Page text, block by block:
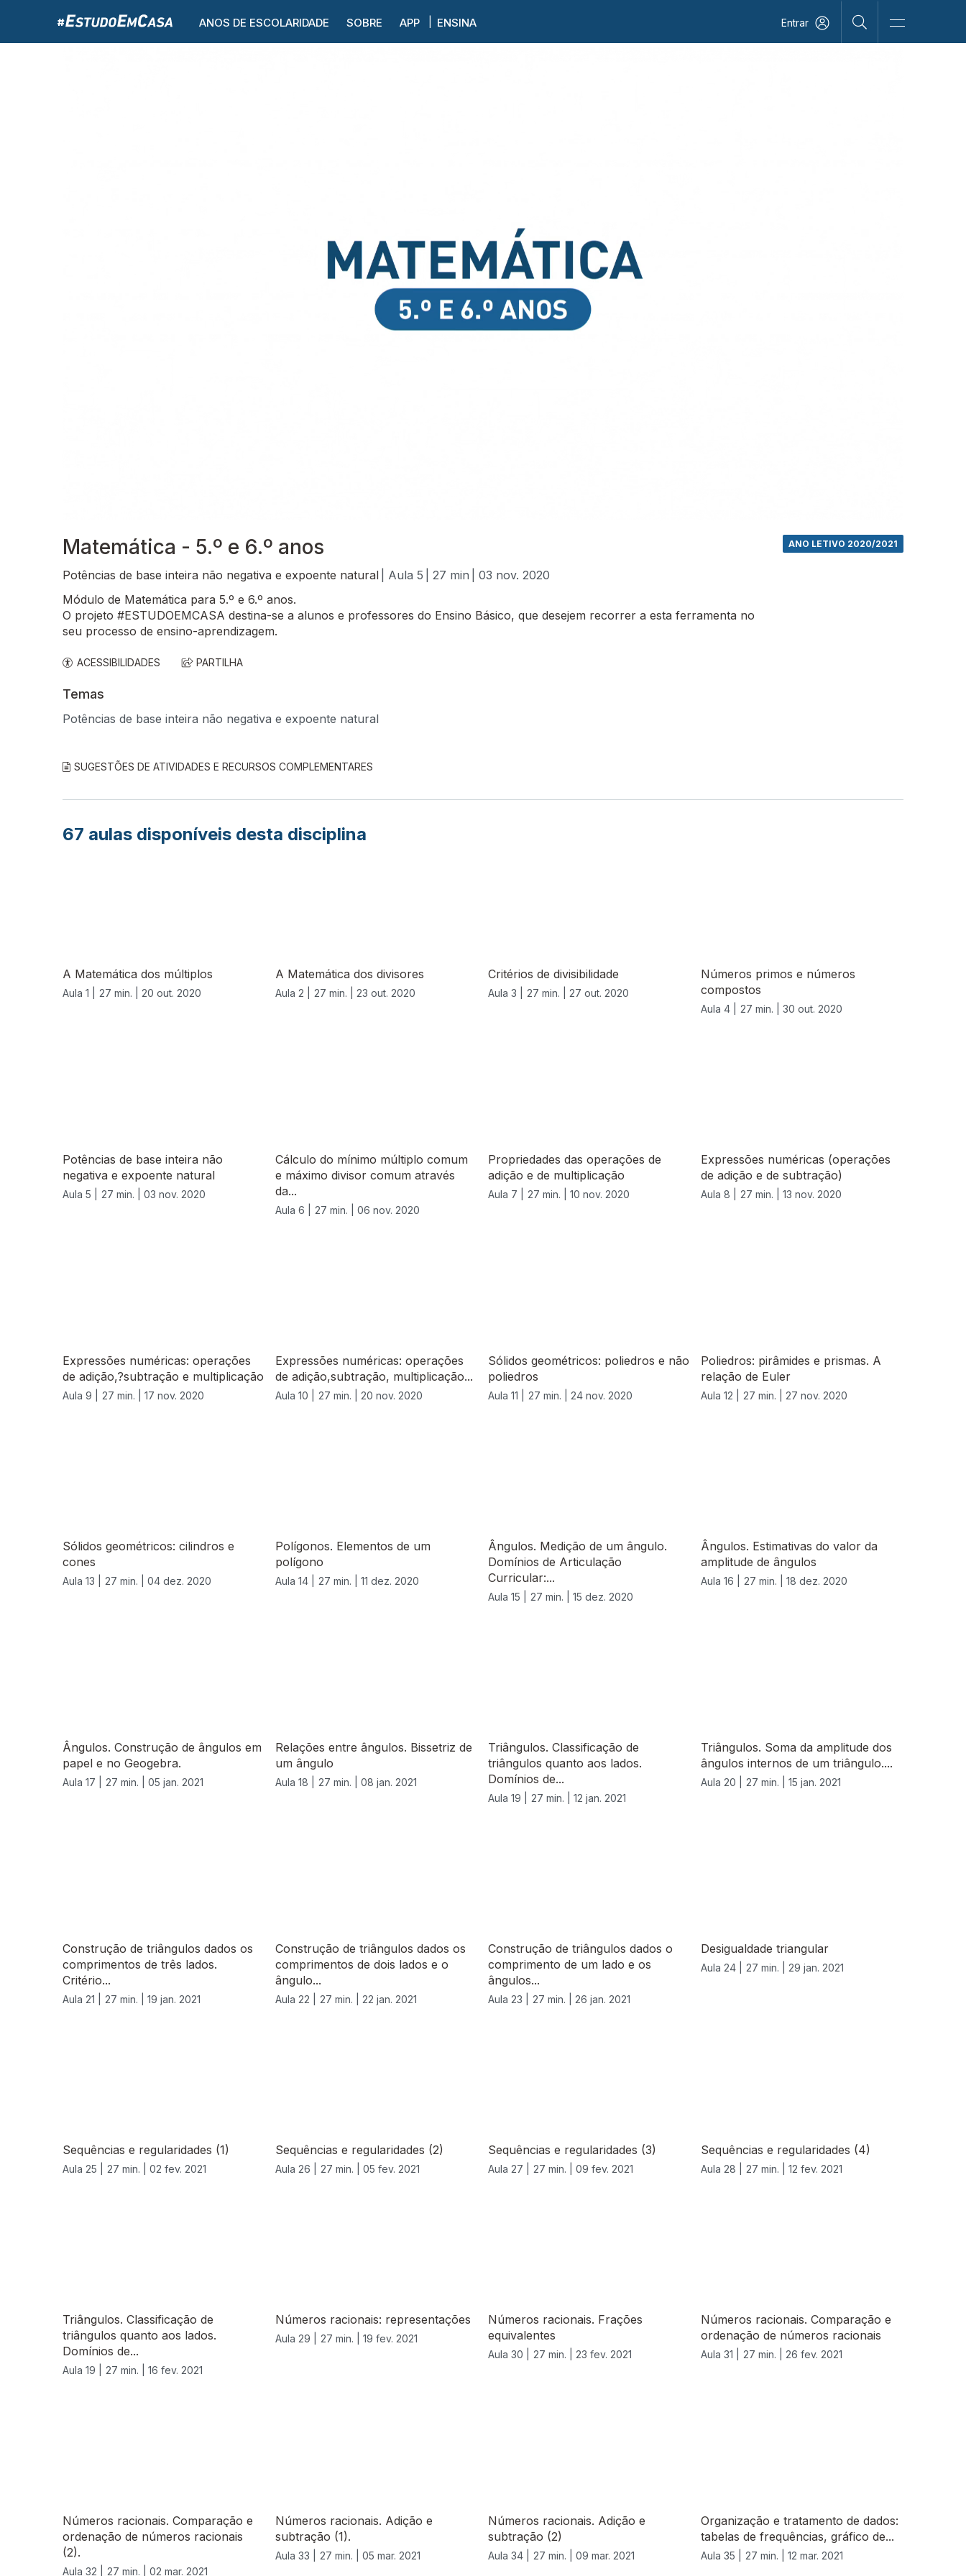
ANOS DE ESCOLARIDADE SOBRE APP ENSINA Entrar
Matemática - 5.º e 6.º anos
Potências de base inteira não negativa e expoente natural | Aula 5 | 27 min | 03 nov. 2020
ANO LETIVO 2020/2021
Módulo de Matemática para 5.º e 6.º anos.
O projeto #ESTUDOEMCASA destina-se a alunos e professores do Ensino Básico, que desejem recorrer a esta ferramenta no
seu processo de ensino-aprendizagem.
ACESSIBILIDADES PARTILHA
Temas
Potências de base inteira não negativa e expoente natural
SUGESTÕES DE ATIVIDADES E RECURSOS COMPLEMENTARES
67 aulas disponíveis desta disciplina
A Matemática dos múltiplos
Aula 1 | 27 min. | 20 out. 2020
A Matemática dos divisores
Aula 2 | 27 min. | 23 out. 2020
Critérios de divisibilidade
Aula 3 | 27 min. | 27 out. 2020
Números primos e números
compostos
Aula 4 | 27 min. | 30 out. 2020
Potências de base inteira não
negativa e expoente natural
Aula 5 | 27 min. | 03 nov. 2020
Cálculo do mínimo múltiplo comum
e máximo divisor comum através
da...
Aula 6 | 27 min. | 06 nov. 2020
Propriedades das operações de
adição e de multiplicação
Aula 7 | 27 min. | 10 nov. 2020
Expressões numéricas (operações
de adição e de subtração)
Aula 8 | 27 min. | 13 nov. 2020
Expressões numéricas: operações
de adição,?subtração e multiplicação
Aula 9 | 27 min. | 17 nov. 2020
Expressões numéricas: operações
de adição,subtração, multiplicação...
Aula 10 | 27 min. | 20 nov. 2020
Sólidos geométricos: poliedros e não
poliedros
Aula 11 | 27 min. | 24 nov. 2020
Poliedros: pirâmides e prismas. A
relação de Euler
Aula 12 | 27 min. | 27 nov. 2020
Sólidos geométricos: cilindros e
cones
Aula 13 | 27 min. | 04 dez. 2020
Polígonos. Elementos de um
polígono
Aula 14 | 27 min. | 11 dez. 2020
Ângulos. Medição de um ângulo.
Domínios de Articulação
Curricular:...
Aula 15 | 27 min. | 15 dez. 2020
Ângulos. Estimativas do valor da
amplitude de ângulos
Aula 16 | 27 min. | 18 dez. 2020
Ângulos. Construção de ângulos em
papel e no Geogebra.
Aula 17 | 27 min. | 05 jan. 2021
Relações entre ângulos. Bissetriz de
um ângulo
Aula 18 | 27 min. | 08 jan. 2021
Triângulos. Classificação de
triângulos quanto aos lados.
Domínios de...
Aula 19 | 27 min. | 12 jan. 2021
Triângulos. Soma da amplitude dos
ângulos internos de um triângulo....
Aula 20 | 27 min. | 15 jan. 2021
Construção de triângulos dados os
comprimentos de três lados.
Critério...
Aula 21 | 27 min. | 19 jan. 2021
Construção de triângulos dados os
comprimentos de dois lados e o
ângulo...
Aula 22 | 27 min. | 22 jan. 2021
Construção de triângulos dados o
comprimento de um lado e os
ângulos...
Aula 23 | 27 min. | 26 jan. 2021
Desigualdade triangular
Aula 24 | 27 min. | 29 jan. 2021
Sequências e regularidades (1)
Aula 25 | 27 min. | 02 fev. 2021
Sequências e regularidades (2)
Aula 26 | 27 min. | 05 fev. 2021
Sequências e regularidades (3)
Aula 27 | 27 min. | 09 fev. 2021
Sequências e regularidades (4)
Aula 28 | 27 min. | 12 fev. 2021
Triângulos. Classificação de
triângulos quanto aos lados.
Domínios de...
Aula 19 | 27 min. | 16 fev. 2021
Números racionais: representações
Aula 29 | 27 min. | 19 fev. 2021
Números racionais. Frações
equivalentes
Aula 30 | 27 min. | 23 fev. 2021
Números racionais. Comparação e
ordenação de números racionais
Aula 31 | 27 min. | 26 fev. 2021
Números racionais. Comparação e
ordenação de números racionais
(2).
Aula 32 | 27 min. | 02 mar. 2021
Números racionais. Adição e
subtração (1).
Aula 33 | 27 min. | 05 mar. 2021
Números racionais. Adição e
subtração (2)
Aula 34 | 27 min. | 09 mar. 2021
Organização e tratamento de dados:
tabelas de frequências, gráfico de...
Aula 35 | 27 min. | 12 mar. 2021